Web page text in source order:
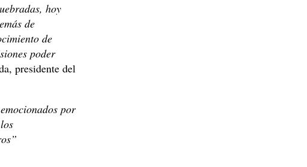
hoy
de
de
poder
presidente del
por